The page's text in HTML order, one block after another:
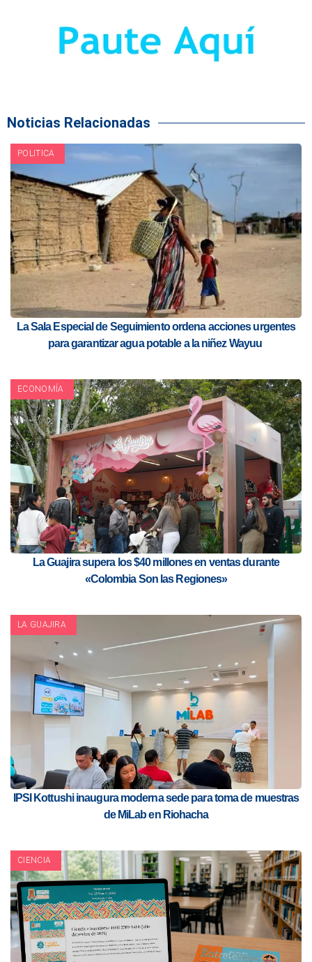
Noticias Relacionadas
POLITICA
La Sala Especial de Seguimiento ordena acciones urgentes
para garantizar agua potable a la niñez Wayuu
ECONOMÍA
La Guajira supera los $40 millones en ventas durante
«Colombia Son las Regiones»
LA GUAJIRA
IPSI Kottushi inaugura moderna sede para toma de muestras
de MiLab en Riohacha
CIENCIA